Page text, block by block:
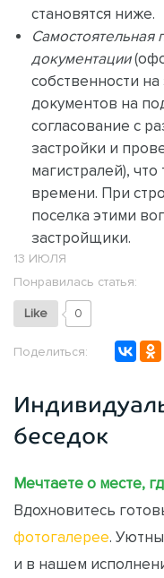
становятся ниже.
Самостоятельная
документации
собственности
документов на
согласование с
застройки и
магистралей),
времени. При
поселка этими
застройщики.
13 ИЮЛЯ
Понравилась статья:
Like 0
Поделиться:
беседок
Мечтаете о месте,
Вдохновитесь
фотогалерее.
и в нашем